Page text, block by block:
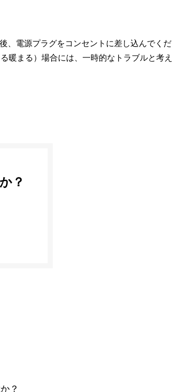
、電源プラグをコンセントに差し込んでくだ
暖まる）場合には、一時的なトラブルと考え
？
？